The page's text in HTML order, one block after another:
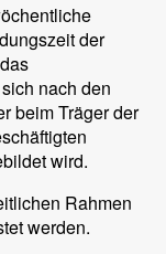
der
nach den
beim Träger der
wird.
Rahmen
werden.